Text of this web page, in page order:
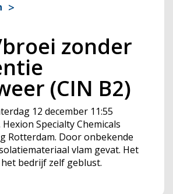
zonder
(CIN B2)
12 december 11:55
Specialty Chemicals
Rotterdam. Door onbekende
vlam gevat. Het
bedrijf zelf geblust.